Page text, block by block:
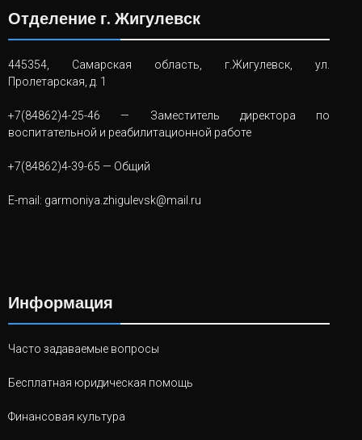
Отделение г. Жигулевск
445354, Самарская область, г.Жигулевск, ул.
Пролетарская, д. 1
+7(84862)4-25-46 — Заместитель директора по
воспитательной и реабилитационной работе
+7(84862)4-39-65 — Общий
E-mail: garmoniya.zhigulevsk@mail.ru
Информация
Часто задаваемые вопросы
Бесплатная юридическая помощь
Финансовая культура